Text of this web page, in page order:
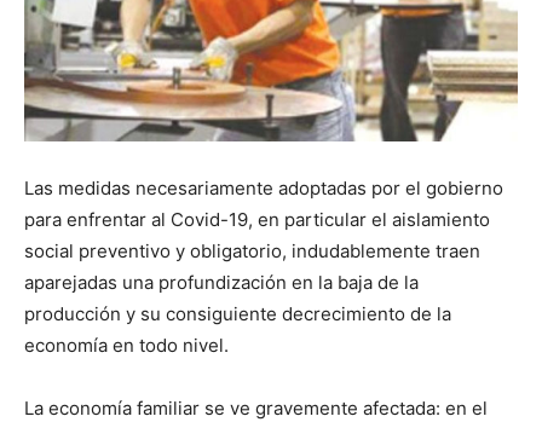
Las medidas necesariamente adoptadas por el gobierno
para enfrentar al Covid-19, en particular el aislamiento
social preventivo y obligatorio, indudablemente traen
aparejadas una profundización en la baja de la
producción y su consiguiente decrecimiento de la
economía en todo nivel.
La economía familiar se ve gravemente afectada: en el